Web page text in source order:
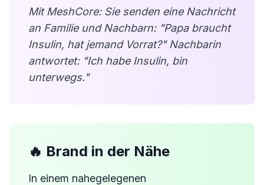
Mit MeshCore: Sie senden eine Nachricht
an Familie und Nachbarn: "Papa braucht
Insulin, hat jemand Vorrat?" Nachbarin
antwortet: "Ich habe Insulin, bin
unterwegs."
🔥 Brand in der Nähe
In einem nahegelegenen